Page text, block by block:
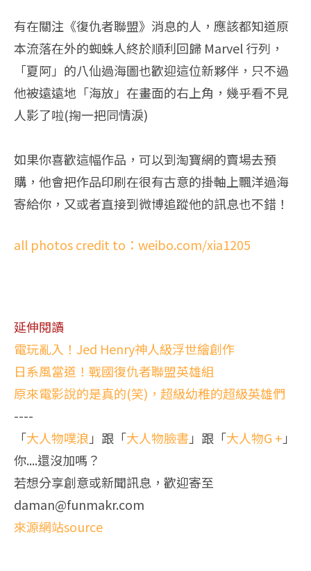
有在關注《復仇者聯盟》消息的人，應該都知道原
本流落在外的蜘蛛人終於順利回歸 Marvel 行列，
「夏阿」的八仙過海圖也歡迎這位新夥伴，只不過
他被遠遠地「海放」在畫面的右上角，幾乎看不見
人影了啦(掬一把同情淚)
如果你喜歡這幅作品，可以到淘寶網的賣場去預
購，他會把作品印刷在很有古意的掛軸上飄洋過海
寄給你，又或者直接到微博追蹤他的訊息也不錯！
all photos credit to：weibo.com/xia1205
延伸閱讀
電玩亂入！Jed Henry神人級浮世繪創作
日系風當道！戰國復仇者聯盟英雄組
原來電影說的是真的(笑)，超級幼稚的超級英雄們
----
「大人物噗浪 」跟「大人物臉書」跟「大人物G + 」
你....還沒加嗎？
若想分享創意或新聞訊息，歡迎寄至
daman@funmakr.com
來源網站source